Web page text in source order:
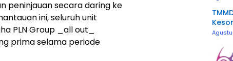
peninjauan secara daring ke
ini, seluruh unit
PLN Group _all out_
prima selama periode